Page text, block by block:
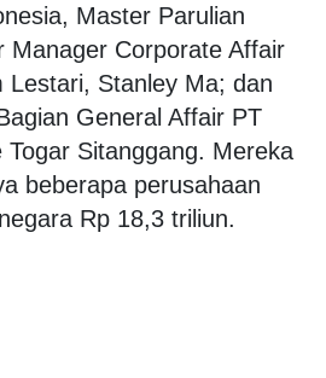
Master Parulian
Manager Corporate Affair
Lestari, Stanley Ma; dan
General Affair PT
Sitanggang. Mereka
beberapa perusahaan
Rp 18,3 triliun.